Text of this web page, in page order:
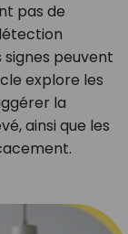
pas de
peuvent
explore les
la
ainsi que les